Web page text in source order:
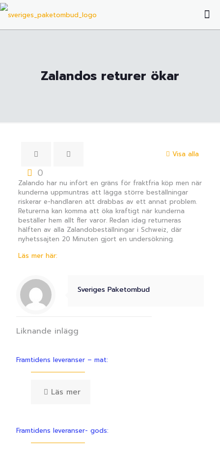
Zalandos returer ökar
Visa alla
0
Zalando har nu infört en gräns för fraktfria köp men när
kunderna uppmuntras att lägga större beställningar
riskerar e-handlaren att drabbas av ett annat problem.
Returerna kan komma att öka kraftigt när kunderna
beställer hem allt fler varor. Redan idag returneras
hälften av alla Zalandobeställningar i Schweiz, där
nyhetssajten 20 Minuten gjort en undersökning.
Läs mer här:
Sveriges Paketombud
Liknande inlägg
Framtidens leveranser – mat:
Läs mer
Framtidens leveranser- gods: